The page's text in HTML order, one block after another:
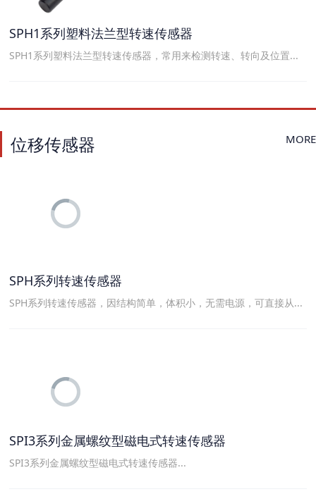
SPH1系列塑料法兰型转速传感器
SPH1系列塑料法兰型转速传感器，常用来检测转速、转向及位置...
位移传感器 MORE
SPH系列转速传感器
SPH系列转速传感器，因结构简单，体积小，无需电源，可直接从...
SPI3系列金属螺纹型磁电式转速传感器
SPI3系列金属螺纹型磁电式转速传感器...